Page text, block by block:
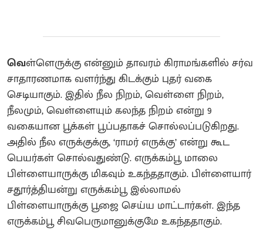
வெள்ளெருக்கு என்னும் தாவரம் கிராமங்களில் சர்வ
சாதாரணமாக வளர்ந்து கிடக்கும் புதர் வகை
செடியாகும். இதில் நீல நிறம், வெள்ளை நிறம்,
நீலமும், வெள்ளையும் கலந்த நிறம் என்று 9
வகையான பூக்கள் பூப்பதாகச் சொல்லப்படுகிறது.
அதில் நீல எருக்குக்கு, ‘ராமர் எருக்கு’ என்று கூட
பெயர்கள் சொல்வதுண்டு. எருக்கம்பூ மாலை
பிள்ளையாருக்கு மிகவும் உகந்ததாகும். பிள்ளையார்
சதூர்த்தியன்று எருக்கம்பூ இல்லாமல்
பிள்ளையாருக்கு பூஜை செய்ய மாட்டார்கள். இந்த
எருக்கம்பூ சிவபெருமானுக்குமே உகந்ததாகும்.